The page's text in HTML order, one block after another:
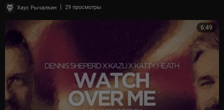
Хаус Рычалкин | 29 просмотры
6:49